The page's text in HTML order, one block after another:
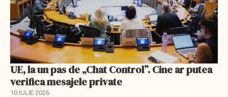
UE, la un pas de „Chat Control”. Cine ar putea
verifica mesajele private
10 IULIE 2026